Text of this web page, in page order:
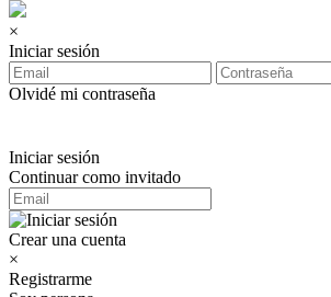
×
Iniciar sesión
Olvidé mi contraseña
Iniciar sesión
Continuar como invitado
Crear una cuenta
×
Registrarme